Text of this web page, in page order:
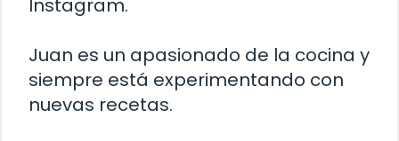
Instagram.
Juan es un apasionado de la cocina y
siempre está experimentando con
nuevas recetas.